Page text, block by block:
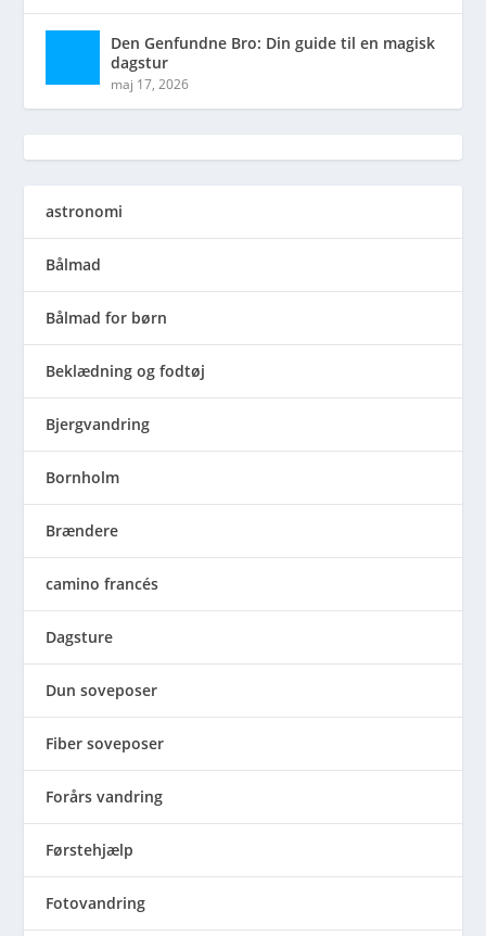
Den Genfundne Bro: Din guide til en magisk
dagstur
maj 17, 2026
astronomi
Bålmad
Bålmad for børn
Beklædning og fodtøj
Bjergvandring
Bornholm
Brændere
camino francés
Dagsture
Dun soveposer
Fiber soveposer
Forårs vandring
Førstehjælp
Fotovandring